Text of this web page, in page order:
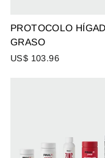
PROTOCOLO
GRASO
US$ 103.96